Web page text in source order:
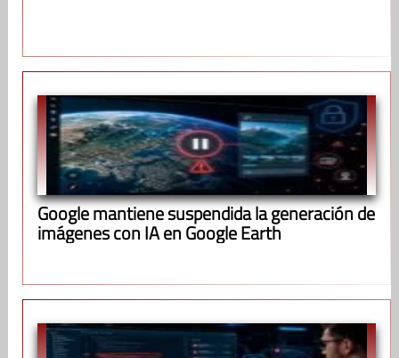
Google mantiene suspendida la generación de
imágenes con IA en Google Earth